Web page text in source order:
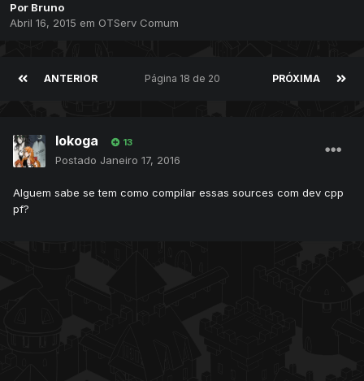
Por Bruno
Abril 16, 2015 em OTServ Comum
ANTERIOR PRÓXIMA
Página 18 de 20
lokoga 13
Postado Janeiro 17, 2016
Alguem sabe se tem como compilar essas sources com dev cpp
pf?